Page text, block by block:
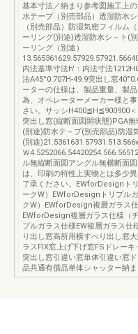
基本寸法／納まり参考図施工上
水テープ（別売部品）透湿防水
（別売部品）防湿気密フィルム
ーリング(別途)透湿防水シ－ト(
ーリング（別途）
内法基準寸法h'：内法寸法
法A45°0.707H-49.9突出し窓
ーターの仕様は、製品重量、製
為、オペレーターメーカー様と
さい。サッシH400≦H≦900900
突出し窓(縦断面図開状態)PGA
(別途)防水テ－プ(別売部品)防湿
(別途
Ｗ
ル無縦断面図アングル無横断面
は、印刷の特性上実物とは多少
了承ください。EWforDesignト
ークW）EWforDesignトリプル
クW）EWforDesign複層ガラス
EWforDesign複層ガラス仕様（
プルガラス仕様EW複層ガラス仕
り出し窓高所用横すべり出し窓
ラスFIX窓上げ下げ窓FSドレー
突出し窓引違い窓単体引違い窓
品共通有償品単体シャッター納